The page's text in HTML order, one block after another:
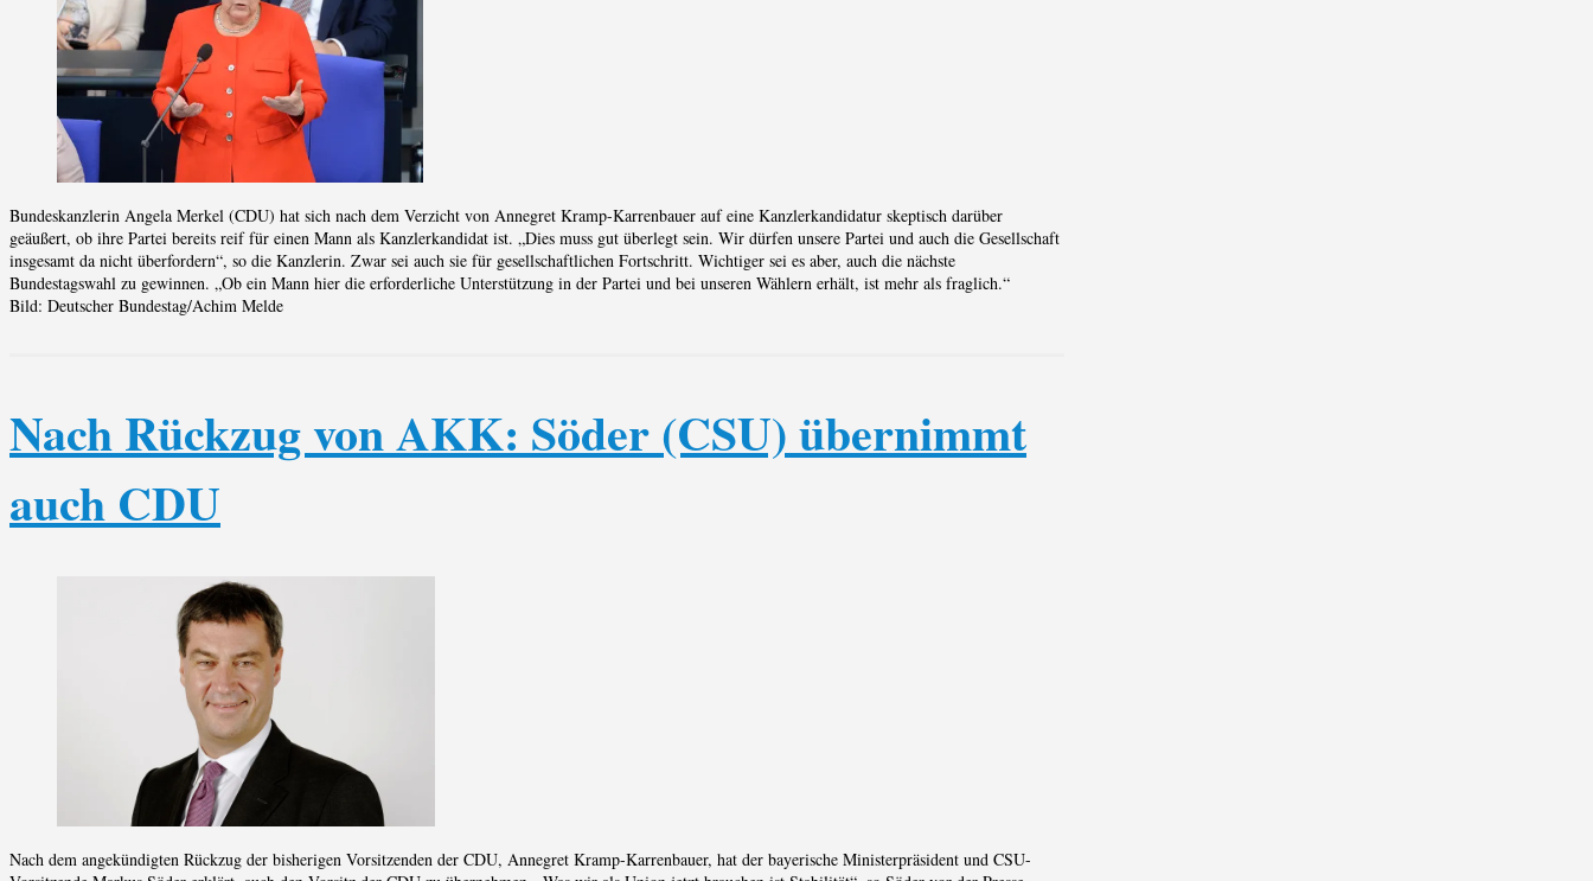
Bundeskanzlerin Angela Merkel (CDU) hat sich nach dem Verzicht von Annegret Kramp-Karrenbauer auf eine Kanzlerkandidatur skeptisch darüber
geäußert, ob ihre Partei bereits reif für einen Mann als Kanzlerkandidat ist. „Dies muss gut überlegt sein. Wir dürfen unsere Partei und auch die Gesellschaft
insgesamt da nicht überfordern“, so die Kanzlerin. Zwar sei auch sie für gesellschaftlichen Fortschritt. Wichtiger sei es aber, auch die nächste
Bundestagswahl zu gewinnen. „Ob ein Mann hier die erforderliche Unterstützung in der Partei und bei unseren Wählern erhält, ist mehr als fraglich.“
Bild: Deutscher Bundestag/Achim Melde
Nach Rückzug von AKK: Söder (CSU) übernimmt
auch CDU
Nach dem angekündigten Rückzug der bisherigen Vorsitzenden der CDU, Annegret Kramp-Karrenbauer, hat der bayerische Ministerpräsident und CSU-